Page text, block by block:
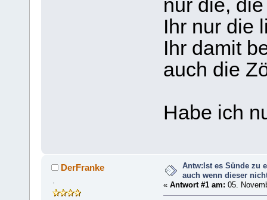
nur die,
Ihr nur die
Ihr damit
auch die
Habe ich
DerFranke
Antw:Ist es Sünde zu
auch wenn dieser
« Antwort #1 am: 05.